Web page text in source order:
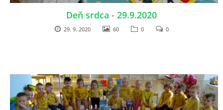
VOĽNÉ PRACOVNÉ MIESTO
VIDEO ALBUM
Deň srdca - 29.9.2020
29. 9. 2020 60 0 0